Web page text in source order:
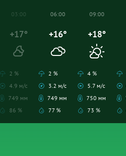
03:00
+17°
2 %
4.9 м/с
749 мм
86 %
06:00
+16°
2 %
3.2 м/с
749 мм
77 %
09:00
+18°
4 %
5.7 м/с
750 мм
73 %